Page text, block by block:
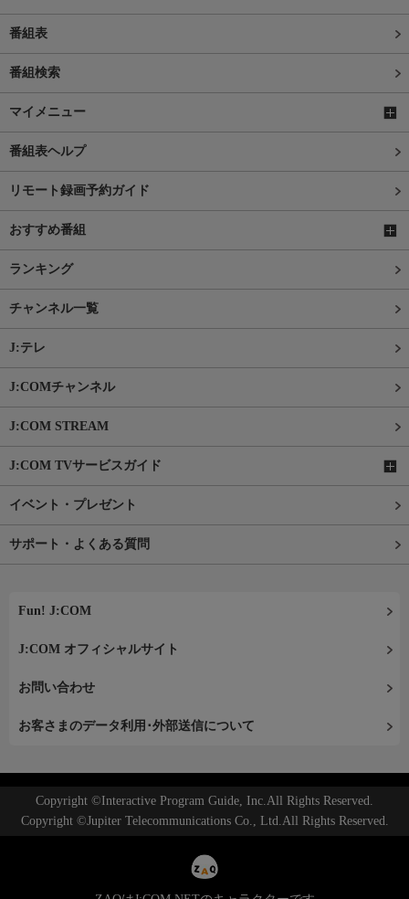
番組表
番組検索
マイメニュー
番組表ヘルプ
リモート録画予約ガイド
おすすめ番組
ランキング
チャンネル一覧
J:テレ
J:COMチャンネル
J:COM STREAM
J:COM TVサービスガイド
イベント・プレゼント
サポート・よくある質問
Fun! J:COM
J:COM オフィシャルサイト
お問い合わせ
お客さまのデータ利用･外部送信について
Copyright ©Interactive Program Guide, Inc.All Rights Reserved.
Copyright ©Jupiter Telecommunications Co., Ltd.All Rights Reserved.